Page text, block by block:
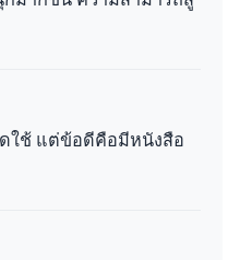
ใช้ แต่ข้อดีคือมีหนังสือ